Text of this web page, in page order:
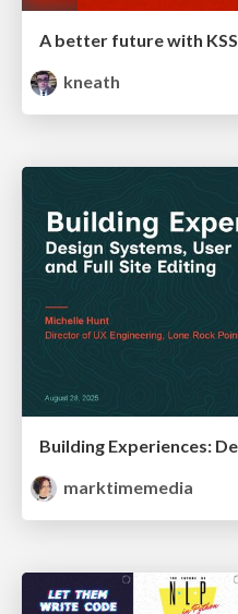
A better future with KSS
kneath
marktimemedia